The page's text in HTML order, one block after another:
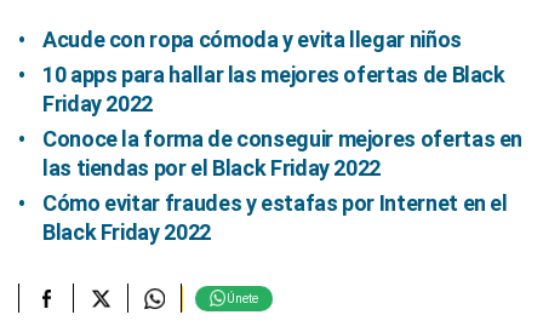
Acude con ropa cómoda y evita llegar niños
10 apps para hallar las mejores ofertas de Black
Friday 2022
Conoce la forma de conseguir mejores ofertas en
las tiendas por el Black Friday 2022
Cómo evitar fraudes y estafas por Internet en el
Black Friday 2022
Únete